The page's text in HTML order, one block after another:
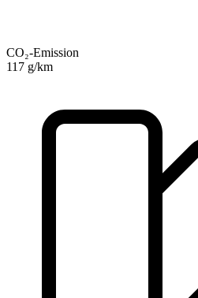
CO₂-Emission
117 g/km